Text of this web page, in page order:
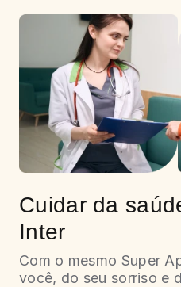
Cuidar da
Inter
Com o mesmo Super
você, do seu sorriso e